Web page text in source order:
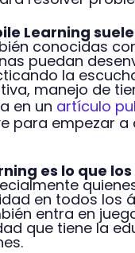
Learning
conocidas
puedan
la
manejo de
en un artículo
para empezar a
es lo que
en todos los
entra en
que tiene la